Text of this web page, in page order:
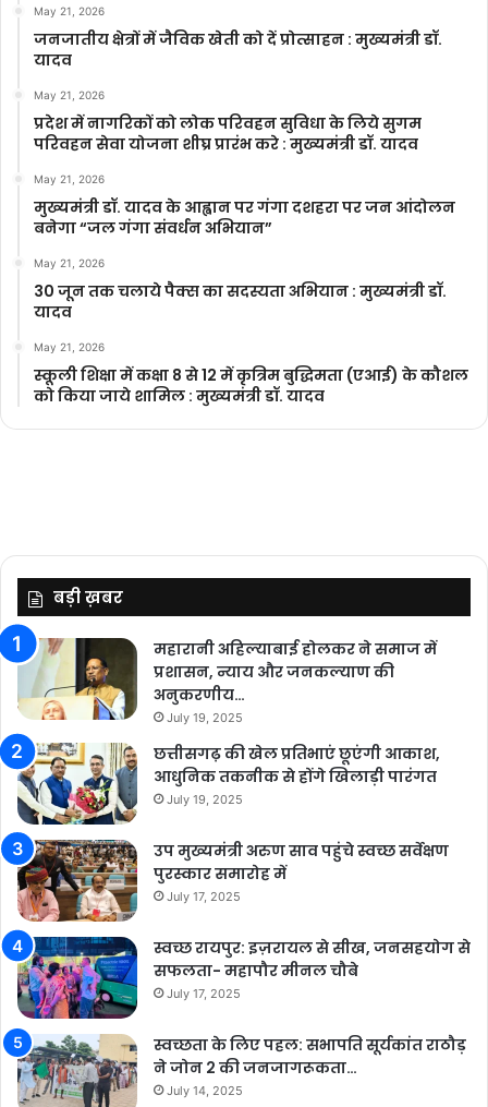
May 21, 2026
जनजातीय क्षेत्रों में जैविक खेती को दें प्रोत्साहन : मुख्यमंत्री डॉ.
यादव
May 21, 2026
प्रदेश में नागरिकों को लोक परिवहन सुविधा के लिये सुगम
परिवहन सेवा योजना शीघ्र प्रारंभ करे : मुख्यमंत्री डॉ. यादव
May 21, 2026
मुख्यमंत्री डॉ. यादव के आह्वान पर गंगा दशहरा पर जन आंदोलन
बनेगा “जल गंगा संवर्धन अभियान”
May 21, 2026
30 जून तक चलाये पैक्स का सदस्यता अभियान : मुख्यमंत्री डॉ.
यादव
May 21, 2026
स्कूली शिक्षा में कक्षा 8 से 12 में कृ‍त्रिम बुद्धिमता (एआई) के कौशल
को किया जाये शामिल : मुख्यमंत्री डॉ. यादव
बड़ी ख़बर
महारानी अहिल्याबाई होलकर ने समाज में
प्रशासन, न्याय और जनकल्याण की
अनुकरणीय…
July 19, 2025
छत्तीसगढ़ की खेल प्रतिभाएं छूएंगी आकाश,
आधुनिक तकनीक से होंगे खिलाड़ी पारंगत
July 19, 2025
उप मुख्यमंत्री अरुण साव पहुंचे स्वच्छ सर्वेक्षण
पुरस्कार समारोह में
July 17, 2025
स्वच्छ रायपुर: इज़रायल से सीख, जनसहयोग से
सफलता- महापौर मीनल चौबे
July 17, 2025
स्वच्छता के लिए पहल: सभापति सूर्यकांत राठौड़
ने जोन 2 की जनजागरूकता…
July 14, 2025